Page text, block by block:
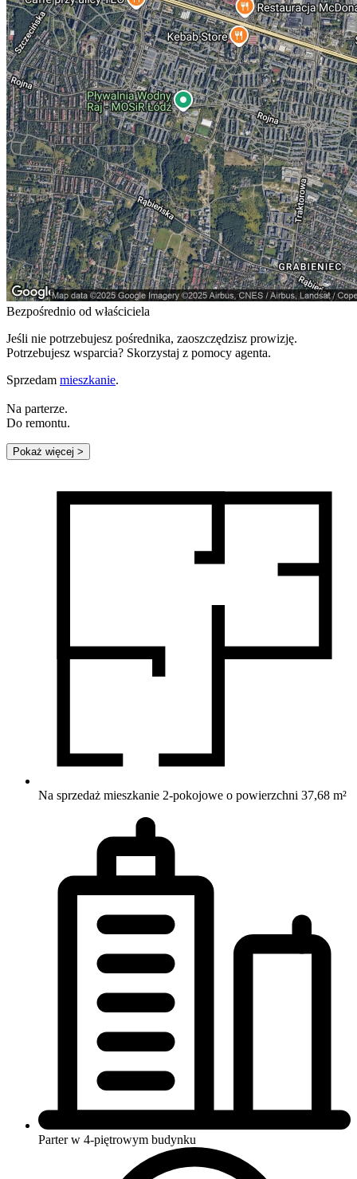
Bezpośrednio od właściciela
Jeśli nie potrzebujesz pośrednika, zaoszczędzisz prowizję.
Potrzebujesz wsparcia? Skorzystaj z pomocy agenta.
Sprzedam mieszkanie.
Na parterze.
Do remontu.
Pokaż więcej >
Na sprzedaż mieszkanie 2-pokojowe o powierzchni 37,68 m²
Parter w 4-piętrowym budynku